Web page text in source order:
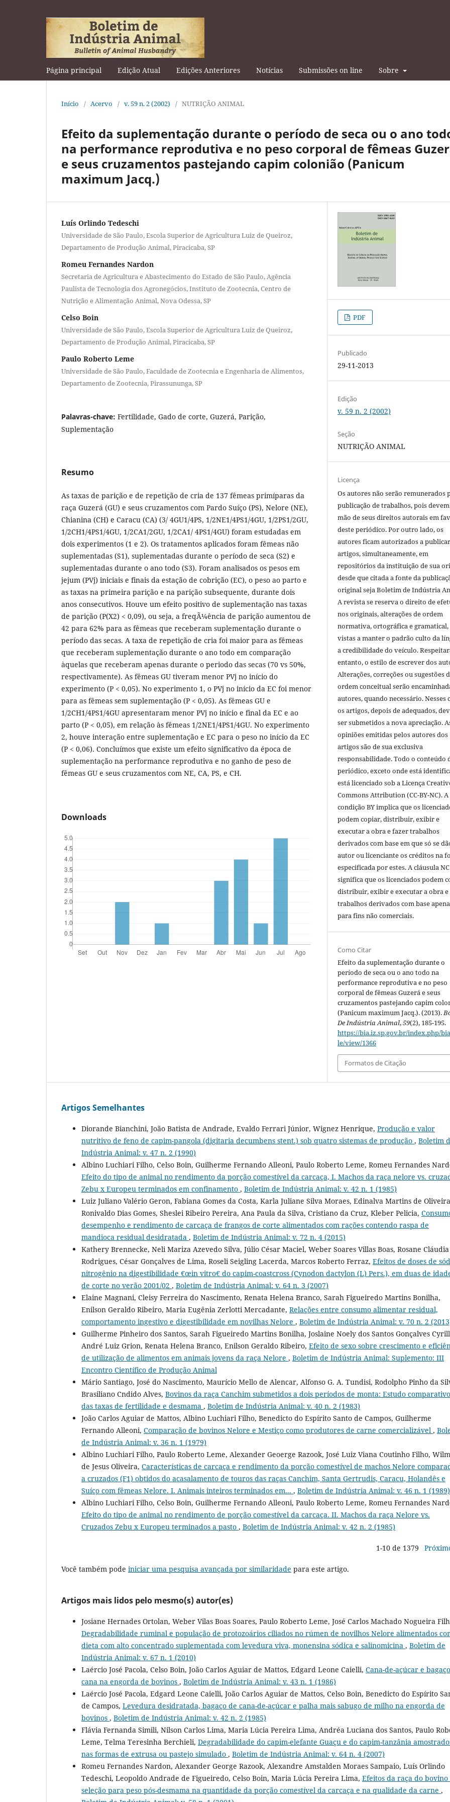
Página principal Edição Atual Edições Anteriores Notícias Submissões on line Sobre
Início / Acervo / v. 59 n. 2 (2002) / NUTRIÇÃO ANIMAL
Efeito da suplementação durante o período de seca ou o ano
na performance reprodutiva e no peso corporal de fêmeas
e seus cruzamentos pastejando capim colonião (Panicum
maximum Jacq.)
Luís Orlindo Tedeschi
Universidade de São Paulo, Escola Superior de Agricultura Luiz de Queiroz,
Departamento de Produção Animal, Piracicaba, SP
Romeu Fernandes Nardon
Secretaria de Agricultura e Abastecimento do Estado de São Paulo, Agência
Paulista de Tecnologia dos Agronegócios, Instituto de Zootecnia, Centro de
Nutrição e Alimentação Animal, Nova Odessa, SP
Celso Boin
Universidade de São Paulo, Escola Superior de Agricultura Luiz de Queiroz,
Departamento de Produção Animal, Piracicaba, SP
Paulo Roberto Leme
Universidade de São Paulo, Faculdade de Zootecnia e Engenharia de Alimentos,
Departamento de Zootecnia, Pirassununga, SP
Palavras-chave: Fertilidade, Gado de corte, Guzerá, Parição,
Suplementação
Resumo
As taxas de parição e de repetição de cria de 137 fêmeas primíparas da
raça Guzerá (GU) e seus cruzamentos com Pardo Suíço (PS), Nelore (NE),
Chianina (CH) e Caracu (CA) (3/ 4GU1/4PS, 1/2NE1/4PS1/4GU, 1/2PS1/2GU,
1/2CH1/4PS1/4GU, 1/2CA1/2GU, 1/2CA1/ 4PS1/4GU) foram estudadas em
dois experimentos (1 e 2). Os tratamentos aplicados foram fêmeas não
suplementadas (S1), suplementadas durante o período de seca (S2) e
suplementadas durante o ano todo (S3). Foram analisados os pesos em
jejum (PVj) iniciais e finais da estação de cobrição (EC), o peso ao parto e
as taxas na primeira parição e na parição subsequente, durante dois
anos consecutivos. Houve um efeito positivo de suplementação nas taxas
de parição (P(X2) < 0,09), ou seja, a freqÃ¼ência de parição aumentou de
42 para 62% para as fêmeas que receberam suplementação durante o
período das secas. A taxa de repetição de cria foi maior para as fêmeas
que receberam suplementação durante o ano todo em comparação
àquelas que receberam apenas durante o periodo das secas (70 vs 50%,
respectivamente). As fêmeas GU tiveram menor PVj no início do
experimento (P < 0,05). No experimento 1, o PVj no início da EC foi menor
para as fêmeas sem suplementação (P < 0,05). As fêmeas GU e
1/2CH1/4PS1/4GU apresentaram menor PVj no início e final da EC e ao
parto (P < 0,05), em relação às fêmeas 1/2NE1/4PS1/4GU. No experimento
2, houve interação entre suplementação e EC para o peso no início da EC
(P < 0,06). Concluímos que existe um efeito significativo da época de
suplementação na performance reprodutiva e no ganho de peso de
fêmeas GU e seus cruzamentos com NE, CA, PS, e CH.
Downloads
PDF
Publicado
29-11-2013
Edição
v. 59 n. 2 (2002)
Seção
NUTRIÇÃO ANIMAL
Licença
Os autores não serão remunerados
publicação de trabalhos, pois
mão de seus direitos autorais em
deste periódico. Por outro lado, os
autores ficam autorizados a
artigos, simultaneamente, em
repositórios da instituição de sua
desde que citada a fonte da
original seja Boletim de Indústria
A revista se reserva o direito de
nos originais, alterações de ordem
normativa, ortográfica e gramatical,
vistas a manter o padrão culto da
a credibilidade do veículo.
entanto, o estilo de escrever dos
Alterações, correções ou sugestões
ordem conceitual serão
autores, quando necessário. Nesses
os artigos, depois de adequados,
ser submetidos a nova apreciação.
opiniões emitidas pelos autores dos
artigos são de sua exclusiva
responsabilidade. Todo o conteúdo
periódico, exceto onde está
está licenciado sob a Licença
Commons Attribution (CC-BY-NC). A
condição BY implica que os
podem copiar, distribuir, exibir e
executar a obra e fazer trabalhos
derivados com base em que só se
autor ou licenciante os créditos na
especificada por estes. A cláusula NC
significa que os licenciados podem
distribuir, exibir e executar a obra
trabalhos derivados com base
para fins não comerciais.
Como Citar
Efeito da suplementação durante o
período de seca ou o ano todo na
performance reprodutiva e no peso
corporal de fêmeas Guzerá e seus
cruzamentos pastejando capim
(Panicum maximum Jacq.). (2013).
De Indústria Animal,59(2), 185-195.
https://bia.iz.sp.gov.br/index.php/
le/view/1366
Formatos de Citação
Artigos Semelhantes
Diorande Bianchini, João Batista de Andrade, Evaldo Ferrari Júnior, Wignez Henrique, Produção e valor
nutritivo de feno de capim-pangola (digitaria decumbens stent.) sob quatro sistemas de produção , Boletim
Indústria Animal: v. 47 n. 2 (1990)
Albino Luchiari Filho, Celso Boin, Guilherme Fernando Alleoni, Paulo Roberto Leme, Romeu Fernandes
Efeito do tipo de animal no rendimento da porção comestível da carcaça, I. Machos da raça nelore vs.
Zebu x Europeu terminados em confinamento , Boletim de Indústria Animal: v. 42 n. 1 (1985)
Luiz Juliano Valério Geron, Fabiana Gomes da Costa, Karla Juliane Silva Moraes, Edinalva Martins de
Ronivaldo Dias Gomes, Sheslei Ribeiro Pereira, Ana Paula da Silva, Cristiano da Cruz, Kleber Pelicia,
desempenho e rendimento de carcaça de frangos de corte alimentados com rações contendo raspa de
mandioca residual desidratada , Boletim de Indústria Animal: v. 72 n. 4 (2015)
Kathery Brennecke, Neli Mariza Azevedo Silva, Júlio César Maciel, Weber Soares Villas Boas, Rosane Cláudia
Rodrigues, César Gonçalves de Lima, Roseli Seigling Lacerda, Marcos Roberto Ferraz, Efeitos de doses de
nitrogênio na digestibilidade €œin vitro€ do capim-coastcross (Cynodon dactylon (L) Pers.), em duas de
de corte no verão 2001/02 , Boletim de Indústria Animal: v. 64 n. 3 (2007)
Elaine Magnani, Cleisy Ferreira do Nascimento, Renata Helena Branco, Sarah Figueiredo Martins Bonilha,
Enilson Geraldo Ribeiro, Maria Eugênia Zerlotti Mercadante, Relações entre consumo alimentar residual,
comportamento ingestivo e digestibilidade em novilhas Nelore , Boletim de Indústria Animal: v. 70 n. 2
Guilherme Pinheiro dos Santos, Sarah Figueiredo Martins Bonilha, Joslaine Noely dos Santos Gonçalves
André Luiz Grion, Renata Helena Branco, Enilson Geraldo Ribeiro, Efeito de sexo sobre crescimento e
de utilização de alimentos em animais jovens da raça Nelore , Boletim de Indústria Animal: Suplemento: III
Encontro Científico de Produção Animal
Mário Santiago, José do Nascimento, Maurício Mello de Alencar, Alfonso G. A. Tundisi, Rodolpho Pinho da
Brasiliano Cndido Alves, Bovinos da raça Canchim submetidos a dois períodos de monta: Estudo comparativo
das taxas de fertilidade e desmama , Boletim de Indústria Animal: v. 40 n. 2 (1983)
João Carlos Aguiar de Mattos, Albino Luchiari Filho, Benedicto do Espírito Santo de Campos, Guilherme
Fernando Alleoni, Comparação de bovinos Nelore e Mestiço como produtores de carne comercializável ,
de Indústria Animal: v. 36 n. 1 (1979)
Albino Luchiari Filho, Paulo Roberto Leme, Alexander Geoerge Razook, José Luiz Viana Coutinho Filho,
de Jesus Oliveira, Características de carcaça e rendimento da porção comestível de machos Nelore
a cruzados (F1) obtidos do acasalamento de touros das raças Canchim, Santa Gertrudis, Caracu, Holandês e
Suíço com fêmeas Nelore. I. Animais inteiros terminados em... , Boletim de Indústria Animal: v. 46 n. 1 (1989)
Albino Luchiari Filho, Celso Boin, Guilherme Fernando Alleoni, Paulo Roberto Leme, Romeu Fernandes
Efeito do tipo de animal no rendimento de porção comestível da carcaça. II. Machos da raça Nelore vs.
Cruzados Zebu x Europeu terminados a pasto , Boletim de Indústria Animal: v. 42 n. 2 (1985)
1-10 de 1379
Você também pode iniciar uma pesquisa avançada por similaridade para este artigo.
Artigos mais lidos pelo mesmo(s) autor(es)
Josiane Hernades Ortolan, Weber Vilas Boas Soares, Paulo Roberto Leme, José Carlos Machado Nogueira
Degradabilidade ruminal e população de protozoários ciliados no rúmen de novilhos Nelore alimentados
dieta com alto concentrado suplementada com levedura viva, monensina sódica e salinomicina , Boletim de
Indústria Animal: v. 67 n. 1 (2010)
Laércio José Pacola, Celso Boin, João Carlos Aguiar de Mattos, Edgard Leone Caielli, Cana-de-açúcar e
cana na engorda de bovinos , Boletim de Indústria Animal: v. 43 n. 1 (1986)
Laércio José Pacola, Edgard Leone Caielli, João Carlos Aguiar de Mattos, Celso Boin, Benedicto do Espírito
de Campos, Levedura desidratada, bagaço de cana-de-açúcar e palha mais sabugo de milho na engorda de
bovinos , Boletim de Indústria Animal: v. 42 n. 2 (1985)
Flávia Fernanda Simili, Nilson Carlos Lima, Maria Lúcia Pereira Lima, Andréa Luciana dos Santos, Paulo
Leme, Telma Teresinha Berchieli, Degradabilidade do capim-elefante Guaçu e do capim-tanzânia
nas formas de extrusa ou pastejo simulado , Boletim de Indústria Animal: v. 64 n. 4 (2007)
Romeu Fernandes Nardon, Alexander George Razook, Alexandre Amstalden Moraes Sampaio, Luís Orlindo
Tedeschi, Leopoldo Andrade de Figueiredo, Celso Boin, Maria Lúcia Pereira Lima, Efeitos da raça do bovino
seleção para peso pós-desmama na quantidade da porção comestível da carcaça e na qualidade da carne ,